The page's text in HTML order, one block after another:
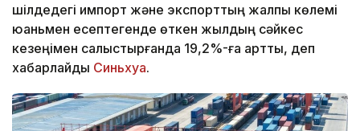
шілдедегі импорт және экспорттың жалпы көлемі
юаньмен есептегенде өткен жылдың сәйкес
кезеңімен салыстырғанда 19,2%-ға артты, деп
хабарлайды Синьхуа.